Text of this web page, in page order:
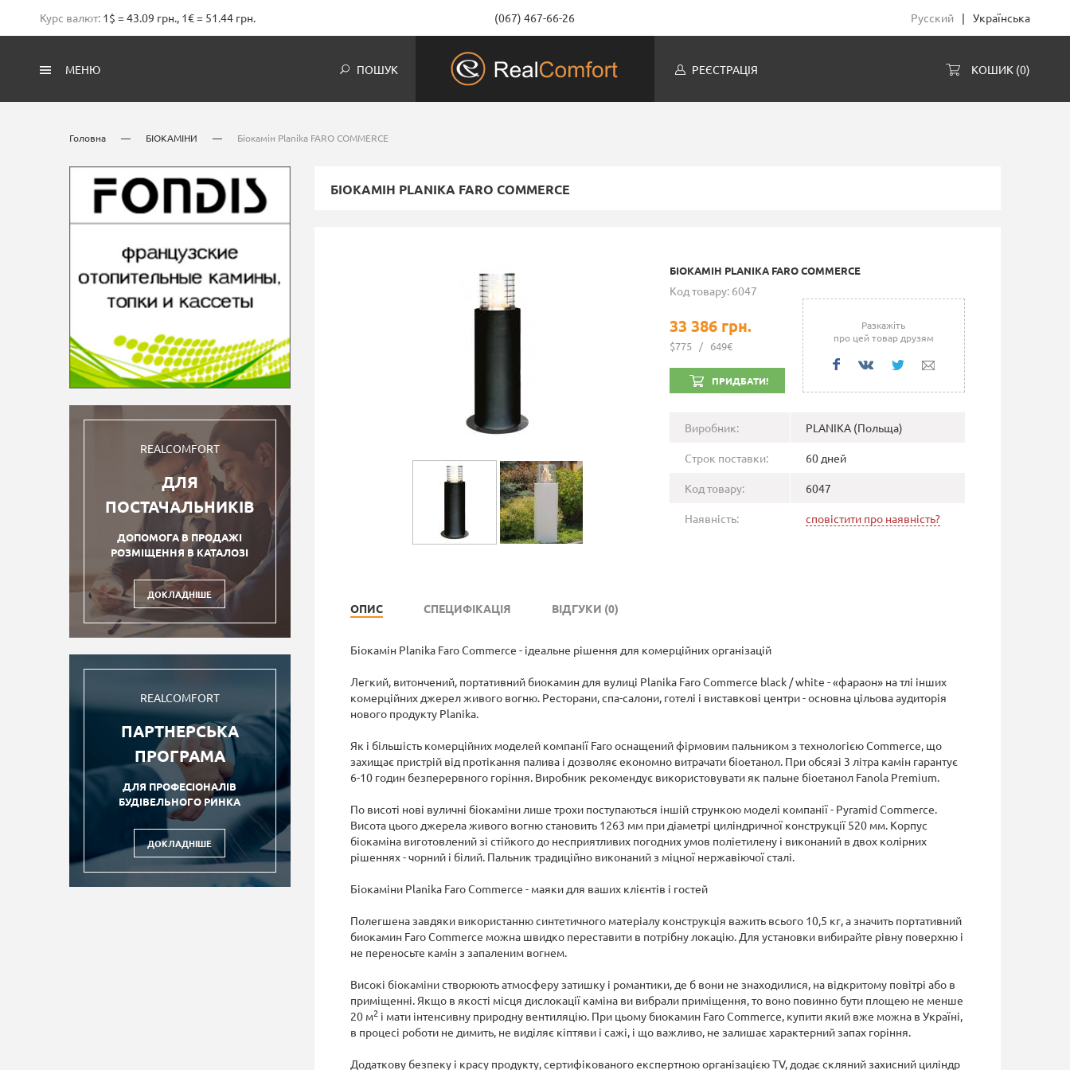
Курс валют: 1$ = 43.09 грн., 1€ = 51.44 грн. (067) 467-66-26 Русский | Українська
МЕНЮ ПОШУК РЕЄСТРАЦІЯ КОШИК (0)
Головна — БІОКАМІНИ — Біокамін Planika FARO COMMERCE
REALCOMFORT
ДЛЯ
ПОСТАЧАЛЬНИКІВ
ДОПОМОГА В ПРОДАЖІ
РОЗМІЩЕННЯ В КАТАЛОЗІ
ДОКЛАДНІШЕ
REALCOMFORT
ПАРТНЕРСЬКА
ПРОГРАМА
ДЛЯ ПРОФЕСІОНАЛІВ
БУДІВЕЛЬНОГО РИНКА
ДОКЛАДНІШЕ
БІОКАМІН PLANIKA FARO COMMERCE
БІОКАМІН PLANIKA FARO COMMERCE
Код товару: 6047
33 386 грн.
$775 / 649€
ПРИДБАТИ!
Разкажіть
про цей товар друзям
Виробник: PLANIKA (Польща)
Строк поставки: 60 дней
Код товару: 6047
Наявність: сповістити про наявність?
ОПИС СПЕЦИФІКАЦІЯ ВІДГУКИ (0)
Біокамін Planika Faro Commerce - ідеальне рішення для комерційних організацій
Легкий, витончений, портативний биокамин для вулиці Planika Faro Commerce black / white - «фараон» на тлі інших
комерційних джерел живого вогню. Ресторани, спа-салони, готелі і виставкові центри - основна цільова аудиторія
нового продукту Planika.
Як і більшість комерційних моделей компанії Faro оснащений фірмовим пальником з технологією Commerce, що
захищає пристрій від протікання палива і дозволяє економно витрачати біоетанол. При обсязі 3 літра камін гарантує
6-10 годин безперервного горіння. Виробник рекомендує використовувати як пальне біоетанол Fanola Premium.
По висоті нові вуличні біокаміни лише трохи поступаються іншій стрункою моделі компанії - Pyramid Commerce.
Висота цього джерела живого вогню становить 1263 мм при діаметрі циліндричної конструкції 520 мм. Корпус
біокаміна виготовлений зі стійкого до несприятливих погодних умов поліетилену і виконаний в двох колірних
рішеннях - чорний і білий. Пальник традиційно виконаний з міцної нержавіючої сталі.
Біокаміни Planika Faro Commerce - маяки для ваших клієнтів і гостей
Полегшена завдяки використанню синтетичного матеріалу конструкція важить всього 10,5 кг, а значить портативний
биокамин Faro Commerce можна швидко переставити в потрібну локацію. Для установки вибирайте рівну поверхню і
не переносьте камін з запаленим вогнем.
Високі біокаміни створюють атмосферу затишку і романтики, де б вони не знаходилися, на відкритому повітрі або в
приміщенні. Якщо в якості місця дислокації каміна ви вибрали приміщення, то воно повинно бути площею не менше
20 м2і мати інтенсивну природну вентиляцію. При цьому биокамин Faro Commerce, купити який вже можна в Україні,
в процесі роботи не димить, не виділяє кіптяви і сажі, і що важливо, не залишає характерний запах горіння.
Додаткову безпеку і красу продукту, сертифікованого експертною організацією TV, додає скляний захисний циліндр